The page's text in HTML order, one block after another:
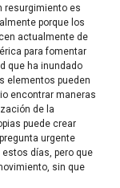
resurgimiento es
porque los
actualmente de
para fomentar
que ha inundado
elementos pueden
encontrar maneras
de la
puede crear
urgente
días, pero que
sin que